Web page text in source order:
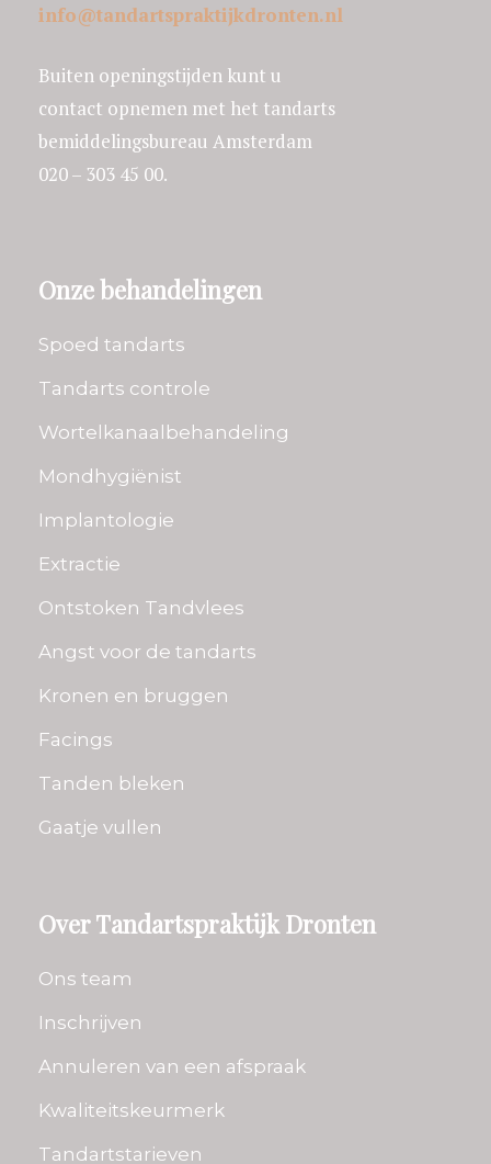
info@tandartspraktijkdronten.nl
Buiten openingstijden kunt u
contact opnemen met het tandarts
bemiddelingsbureau Amsterdam
020 – 303 45 00.
Onze behandelingen
Spoed tandarts
Tandarts controle
Wortelkanaalbehandeling
Mondhygiënist
Implantologie
Extractie
Ontstoken Tandvlees
Angst voor de tandarts
Kronen en bruggen
Facings
Tanden bleken
Gaatje vullen
Over Tandartspraktijk Dronten
Ons team
Inschrijven
Annuleren van een afspraak
Kwaliteitskeurmerk
Tandartstarieven